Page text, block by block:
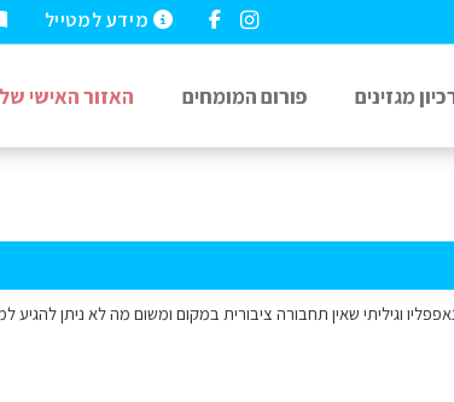
מידע למטייל
מגזינים פורום המומחים האזור האישי
וגיליתי שאין תחבורה ציבורית במקום ומשום מה לא ניתן